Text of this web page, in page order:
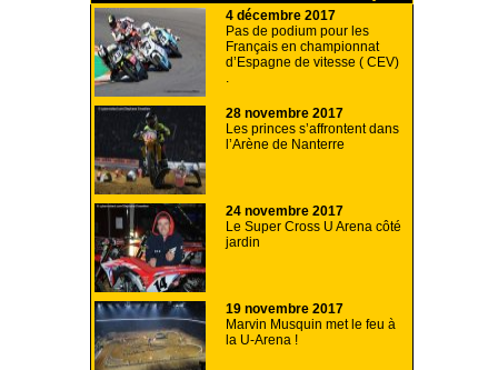
4 décembre 2017
Pas de podium pour les
Français en championnat
d’Espagne de vitesse ( CEV)
.
28 novembre 2017
Les princes s’affrontent dans
l’Arène de Nanterre
24 novembre 2017
Le Super Cross U Arena côté
jardin
19 novembre 2017
Marvin Musquin met le feu à
la U-Arena !